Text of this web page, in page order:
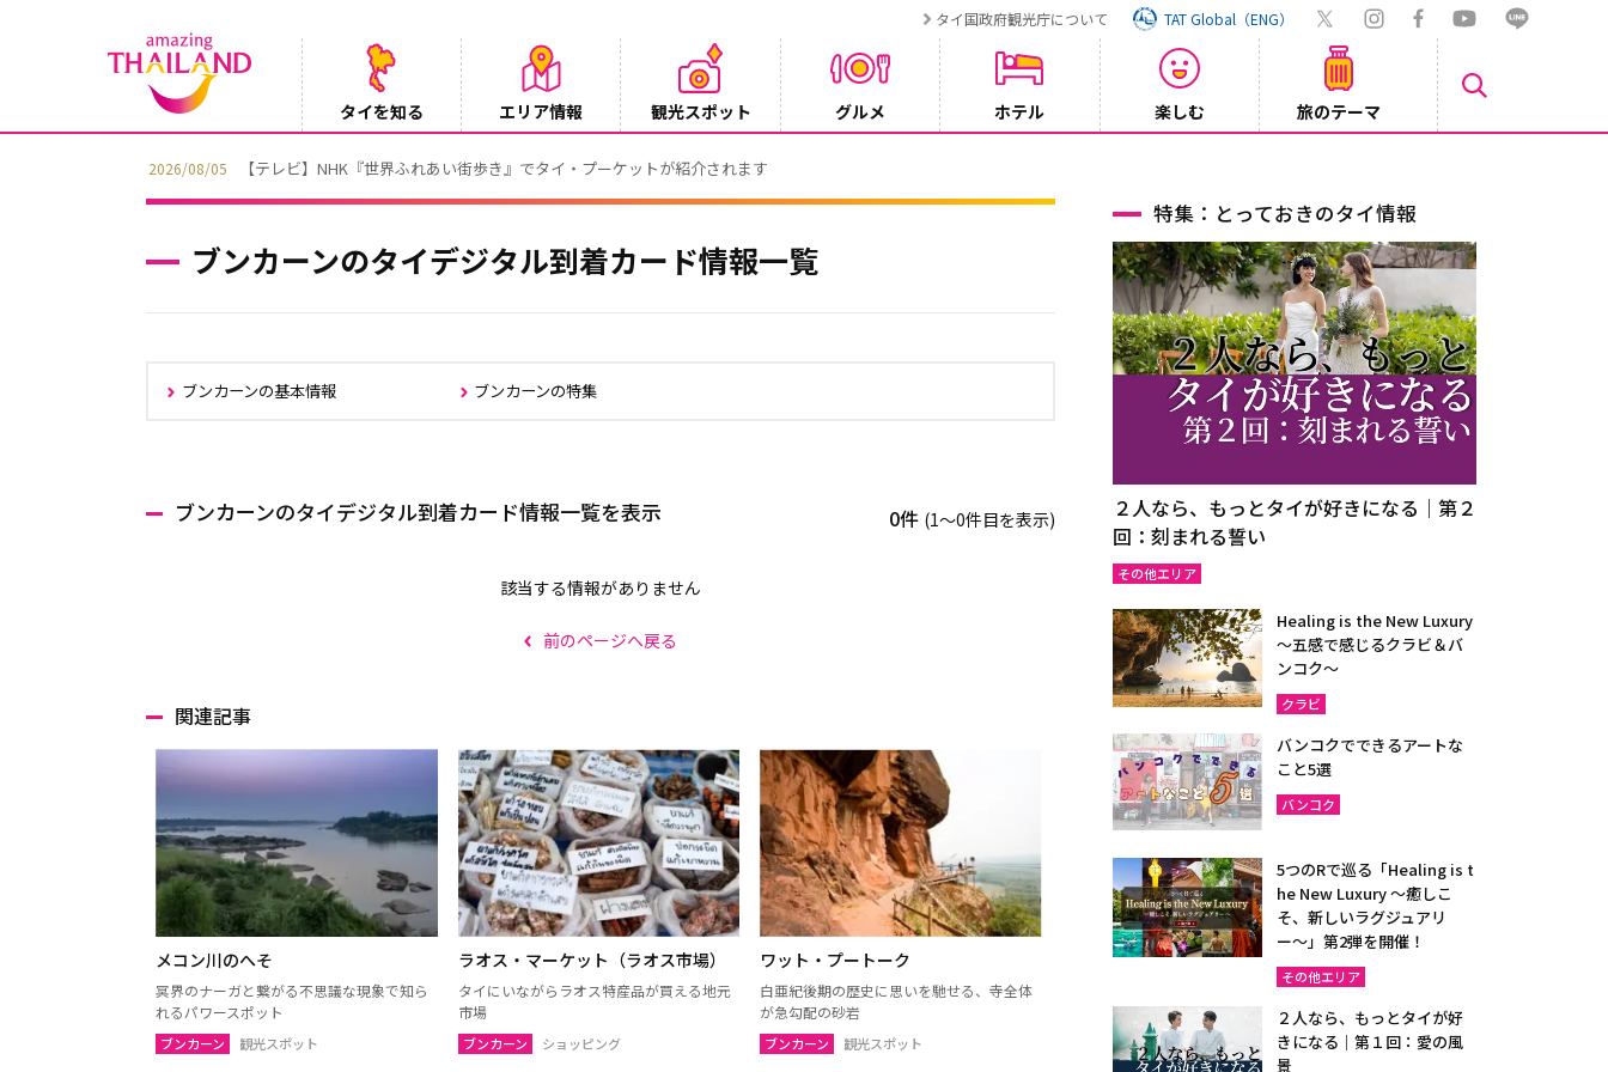
タイ国政府観光庁について TAT Global（ENG）
タイを知る エリア情報 観光スポット グルメ ホテル 楽しむ 旅のテーマ
2026/08/05 【テレビ】NHK『世界ふれあい街歩き』でタイ・プーケットが紹介されます
ブンカーンのタイデジタル到着カード情報一覧
ブンカーンの基本情報 ブンカーンの特集
ブンカーンのタイデジタル到着カード情報一覧を表示 0件 (1〜0件目を表示)
該当する情報がありません
前のページへ戻る
関連記事
メコン川のへそ
冥界のナーガと繋がる不思議な現象で知ら
れるパワースポット
ブンカーン 観光スポット
ラオス・マーケット（ラオス市場）
タイにいながらラオス特産品が買える地元
市場
ブンカーン ショッピング
ワット・プートーク
白亜紀後期の歴史に思いを馳せる、寺全体
が急勾配の砂岩
ブンカーン 観光スポット
特集：とっておきのタイ情報
２人なら、もっとタイが好きになる｜第２
回：刻まれる誓い
その他エリア
Healing is the New Luxury
～五感で感じるクラビ＆バ
ンコク～
クラビ
バンコクでできるアートな
こと5選
バンコク
5つのRで巡る「Healing is t
he New Luxury ～癒しこ
そ、新しいラグジュアリ
ー〜」第2弾を開催！
その他エリア
２人なら、もっとタイが好
きになる｜第１回：愛の風
景